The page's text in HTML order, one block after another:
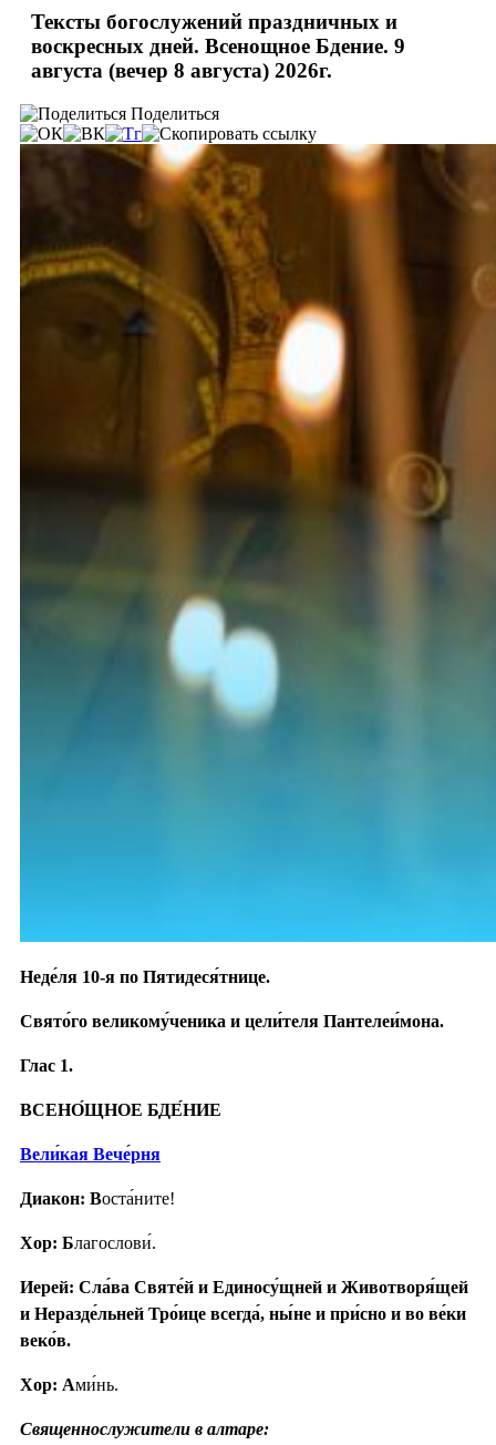
Тексты богослужений праздничных и
воскресных дней. Всенощное Бдение. 9
августа (вечер 8 августа) 2026г.
Поделиться
Неде́ля 10-я по Пятидеся́тнице.
Свято́го великому́ченика и цели́теля Пантелеи́мона.
Глас 1.
ВСЕНО́ЩНОЕ БДЕ́НИЕ
Вели́кая Вече́рня
Диакон: Воста́ните!
Хор: Благослови́.
Иерей: Сла́ва Святе́й и Единосу́щней и Животворя́щей
и Неразде́льней Тро́ице всегда́, ны́не и при́сно и во ве́ки
веко́в.
Хор: Ами́нь.
Священнослужители в алтаре: